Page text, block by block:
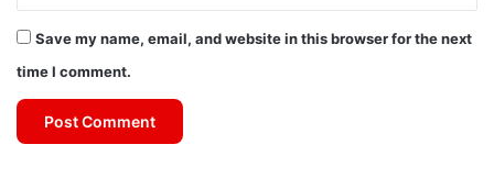
Save my name, email, and website in this browser for the next
time I comment.